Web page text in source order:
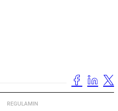
REGULAMIN